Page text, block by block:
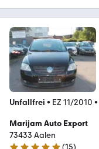
Unfallfrei • EZ 11/2010 •
Marijam Auto Export
73433 Aalen
(15)